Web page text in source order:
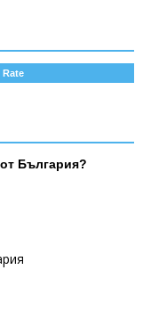
България?